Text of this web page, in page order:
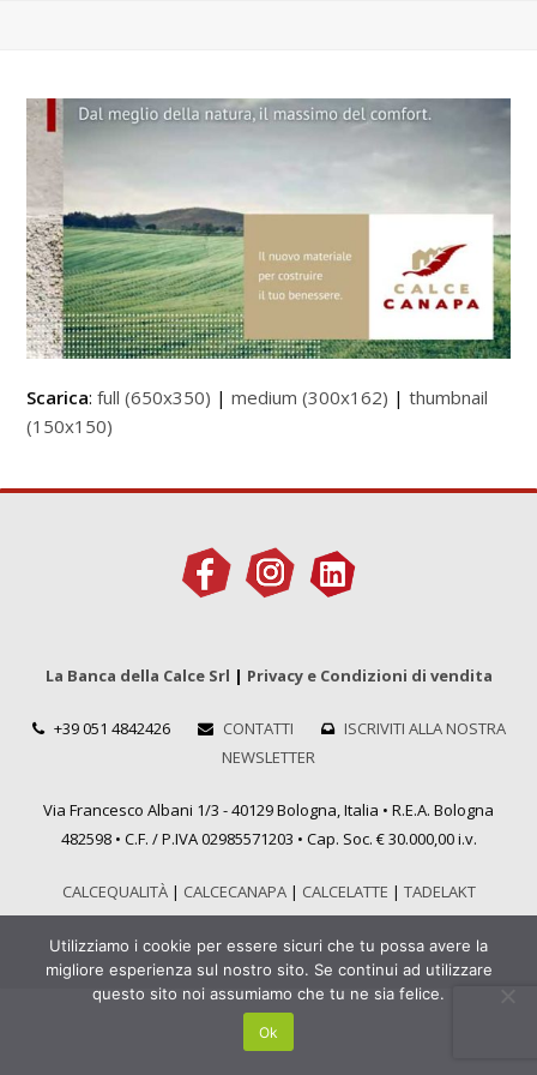
Scarica:full (650x350) |medium (300x162) |thumbnail
(150x150)
La Banca della Calce Srl | Privacy e Condizioni di vendita
+39 051 4842426 CONTATTI
ISCRIVITI ALLA NOSTRA
NEWSLETTER
Via Francesco Albani 1/3 - 40129 Bologna, Italia • R.E.A. Bologna
482598 • C.F. / P.IVA 02985571203 • Cap. Soc. € 30.000,00 i.v.
CALCEQUALITÀ| CALCECANAPA| CALCELATTE | TADELAKT
Utilizziamo i cookie per essere sicuri che tu possa avere la
migliore esperienza sul nostro sito. Se continui ad utilizzare
questo sito noi assumiamo che tu ne sia felice.
Ok